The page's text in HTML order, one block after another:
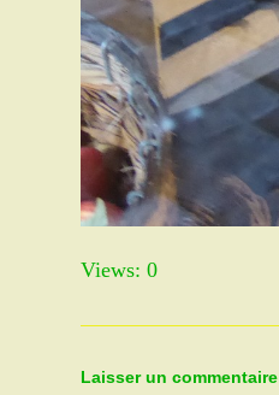
Views: 0
Laisser un commentaire